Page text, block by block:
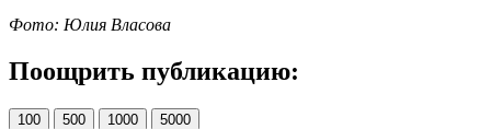
Фото: Юлия Власова
Поощрить публикацию:
100 500 1000 5000